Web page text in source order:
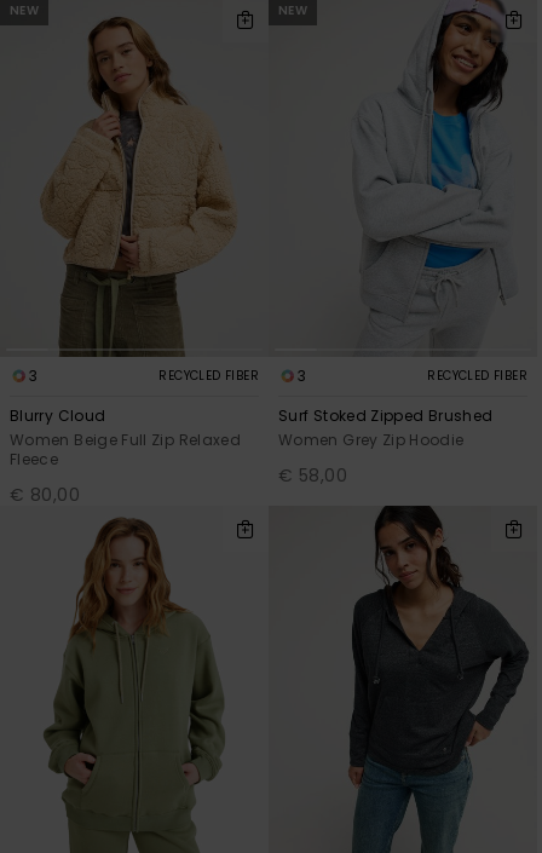
NEW
3 RECYCLED FIBER
Blurry Cloud
Women Beige Full Zip Relaxed
Fleece
€ 80,00
NEW
3 RECYCLED FIBER
Surf Stoked Zipped Brushed
Women Grey Zip Hoodie
€ 58,00